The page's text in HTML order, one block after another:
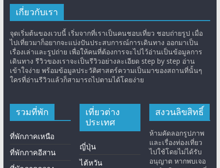
เกี่ยวกับเรา
จุดเริ่มต้นของเวบนี้ เริ่มจากที่เราเป็นคนชอบเที่ยว ชอบถ่ายรูป เมื่อ
ไปเที่ยวมาก็อยากจะแบ่งปันประสบการณ์การเดินทาง ออกมาเป็น
เรื่องเล่าและรูปถ่าย เพื่อให้คนที่ต้องการจะไปไว้อ่านเป็นข้อมูลการ
เดินทาง รีวิวของเราจะเป็นรีวิวอย่างละเอียด step by step อ่าน
เข้าใจง่าย พร้อมข้อมูลประวัติศาสตร์ความเป็นมาของสถานที่นั้นๆ
ใครที่อ่านรีวิวแล้วก็สามารถไปตามได้โดยง่าย
รวมที่พัก
ที่พักภาคเหนือ
ที่พักภาคอีสาน
เที่ยวต่าง
ประเทศ
ญี่ปุ่น
ไต้หวัน
สงวนลิขสิทธิ์
ห้ามคัดลอกรูปภาพ
และเรื่องท่องเที่ยว
ไปใช้โดยไม่ได้รับ
อนุญาต หากพบเจอ